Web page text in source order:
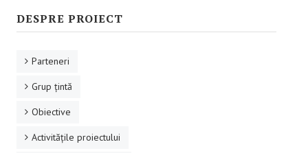
CAMPANIE ONLINE
Educație incluzivă
Management instituțional
BUNE PRACTICI
DESPRE PROIECT
Parteneri
Grup ţintă
Obiective
Activităţile proiectului